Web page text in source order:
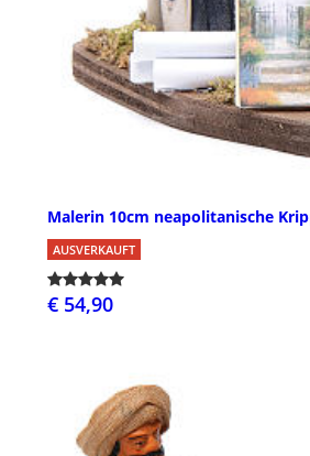
Malerin 10cm neapolitanische
AUSVERKAUFT
€ 54,90